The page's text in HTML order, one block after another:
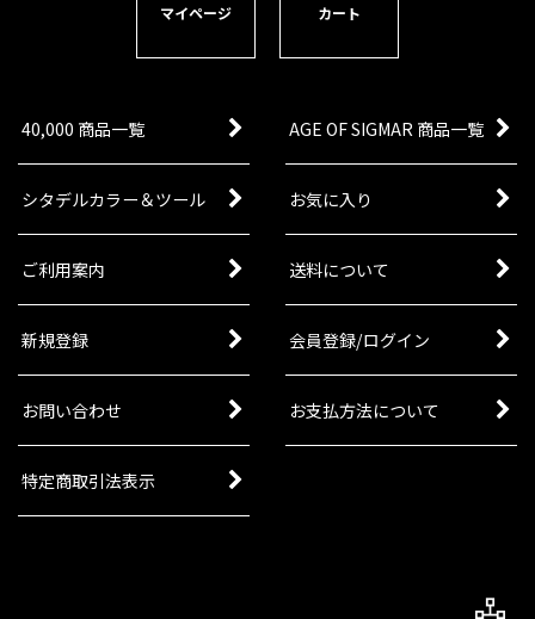
マイページ カート
40,000 商品一覧 AGE OF SIGMAR 商品一覧
シタデルカラー＆ツール お気に入り
ご利用案内 送料について
新規登録 会員登録/ログイン
お問い合わせ お支払方法について
特定商取引法表示